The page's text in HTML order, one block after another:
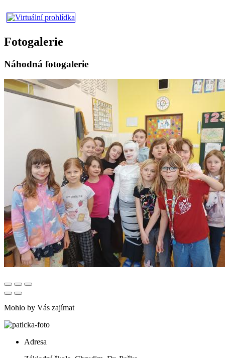
Fotogalerie
Náhodná fotogalerie
Mohlo by Vás zajímat
Adresa